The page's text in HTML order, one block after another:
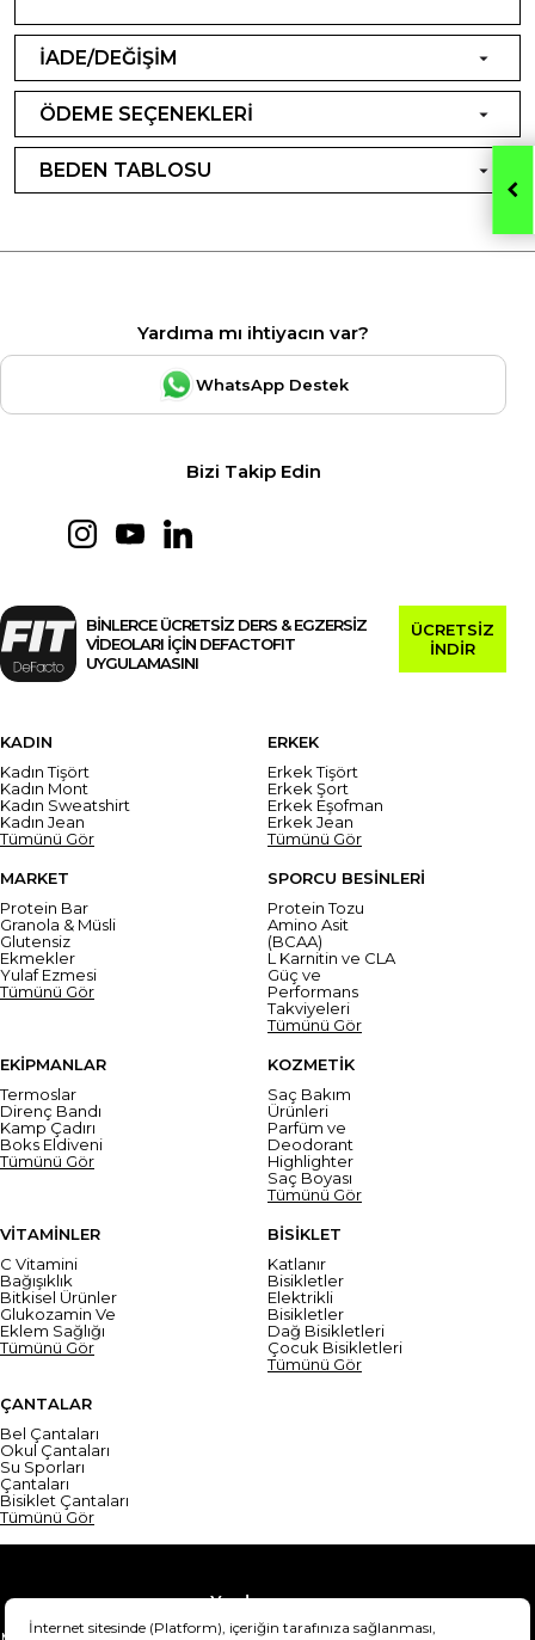
İADE/DEĞİŞİM
ÖDEME SEÇENEKLERİ
BEDEN TABLOSU
Yardıma mı ihtiyacın var?
WhatsApp Destek
Bizi Takip Edin
BİNLERCE ÜCRETSİZ DERS & EGZERSİZ
VİDEOLARI İÇİN DEFACTOFIT
UYGULAMASINI
ÜCRETSİZ
İNDİR
KADIN
Kadın Tişört
Kadın Mont
Kadın Sweatshirt
Kadın Jean
Tümünü Gör
ERKEK
Erkek Tişört
Erkek Şort
Erkek Eşofman
Erkek Jean
Tümünü Gör
MARKET
Protein Bar
Granola & Müsli
Glutensiz
Ekmekler
Yulaf Ezmesi
Tümünü Gör
SPORCU BESİNLERİ
Protein Tozu
Amino Asit
(BCAA)
L Karnitin ve CLA
Güç ve
Performans
Takviyeleri
Tümünü Gör
EKİPMANLAR
Termoslar
Direnç Bandı
Kamp Çadırı
Boks Eldiveni
Tümünü Gör
KOZMETİK
Saç Bakım
Ürünleri
Parfüm ve
Deodorant
Highlighter
Saç Boyası
Tümünü Gör
VİTAMİNLER
C Vitamini
Bağışıklık
Bitkisel Ürünler
Glukozamin Ve
Eklem Sağlığı
Tümünü Gör
BİSİKLET
Katlanır
Bisikletler
Elektrikli
Bisikletler
Dağ Bisikletleri
Çocuk Bisikletleri
Tümünü Gör
ÇANTALAR
Bel Çantaları
Okul Çantaları
Su Sporları
Çantaları
Bisiklet Çantaları
Tümünü Gör
Yardım